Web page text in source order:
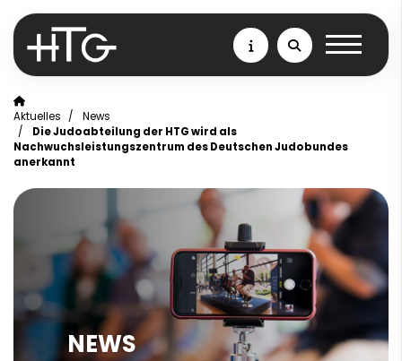
Aktuelles
News
Die Judoabteilung der HTG wird als
Nachwuchsleistungszentrum des Deutschen Judobundes
anerkannt
NEWS